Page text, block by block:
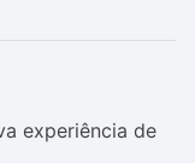
experiência de